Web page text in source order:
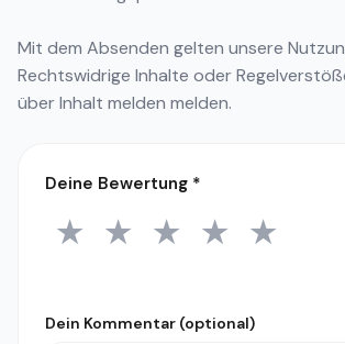
Mit dem Absenden gelten unsere
Rechtswidrige Inhalte oder
überInhalt melden melden.
Deine Bewertung *
1 Stern
★ 2 Sterne
★ 3 Sterne
★ 4 Sterne
★ 5
★
Dein Kommentar (optional)